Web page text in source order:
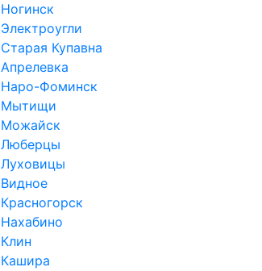
Ногинск
Электроугли
Старая Купавна
Апрелевка
Наро-Фоминск
Мытищи
Можайск
Люберцы
Луховицы
Видное
Красногорск
Нахабино
Клин
Кашира